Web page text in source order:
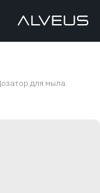
для мыла